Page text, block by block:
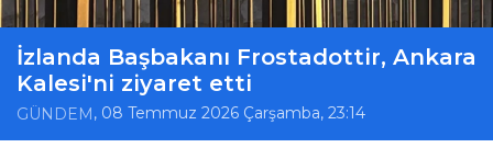
İzlanda Başbakanı Frostadottir, Ankara
Kalesi'ni ziyaret etti
GÜNDEM , 08 Temmuz 2026 Çarşamba, 23:14